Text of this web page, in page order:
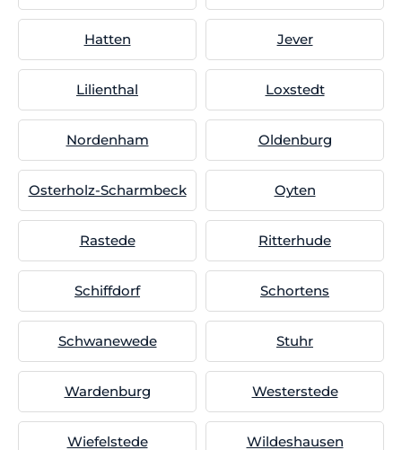
Hatten Jever
Lilienthal Loxstedt
Nordenham Oldenburg
Osterholz-Scharmbeck Oyten
Rastede Ritterhude
Schiffdorf Schortens
Schwanewede Stuhr
Wardenburg Westerstede
Wiefelstede Wildeshausen